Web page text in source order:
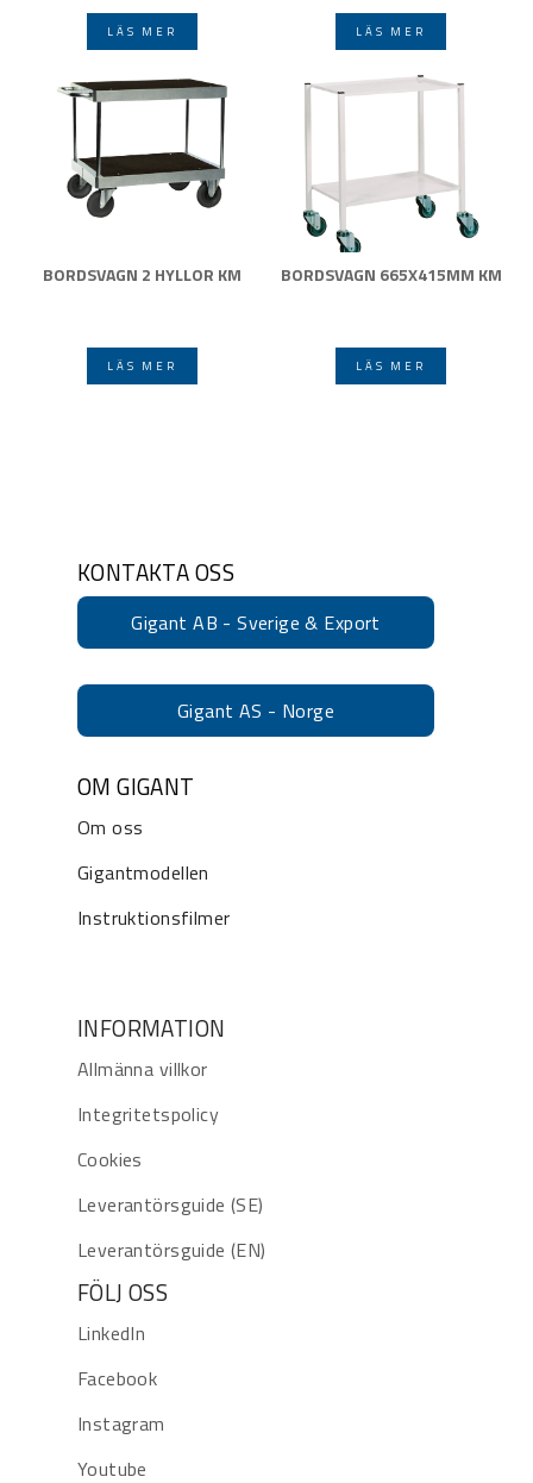
LÄS MER LÄS MER
BORDSVAGN 2 HYLLOR KM
LÄS MER
BORDSVAGN 665X415MM KM
LÄS MER
KONTAKTA OSS
Gigant AB - Sverige & Export
Gigant AS - Norge
OM GIGANT
Om oss
Gigantmodellen
Instruktionsfilmer
INFORMATION
Allmänna villkor
Integritetspolicy
Cookies
Leverantörsguide (SE)
Leverantörsguide (EN)
FÖLJ OSS
LinkedIn
Facebook
Instagram
Youtube